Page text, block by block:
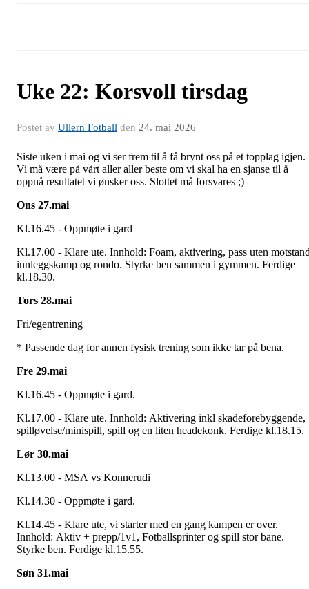
Uke 22: Korsvoll tirsdag
Postet av Ullern Fotball den 24. mai 2026
Siste uken i mai og vi ser frem til å få brynt oss på et topplag igjen.
Vi må være på vårt aller aller beste om vi skal ha en sjanse til å
oppnå resultatet vi ønsker oss. Slottet må forsvares ;)
Ons 27.mai
Kl.16.45 - Oppmøte i gard
Kl.17.00 - Klare ute. Innhold: Foam, aktivering, pass uten
innleggskamp og rondo. Styrke ben sammen i gymmen. Ferdige
kl.18.30.
Tors 28.mai
Fri/egentrening
* Passende dag for annen fysisk trening som ikke tar på bena.
Fre 29.mai
Kl.16.45 - Oppmøte i gard.
Kl.17.00 - Klare ute. Innhold: Aktivering inkl skadeforebyggende,
spilløvelse/minispill, spill og en liten headekonk. Ferdige kl.18.15.
Lør 30.mai
Kl.13.00 - MSA vs Konnerudi
Kl.14.30 - Oppmøte i gard.
Kl.14.45 - Klare ute, vi starter med en gang kampen er over.
Innhold: Aktiv + prepp/1v1, Fotballsprinter og spill stor bane.
Styrke ben. Ferdige kl.15.55.
Søn 31.mai